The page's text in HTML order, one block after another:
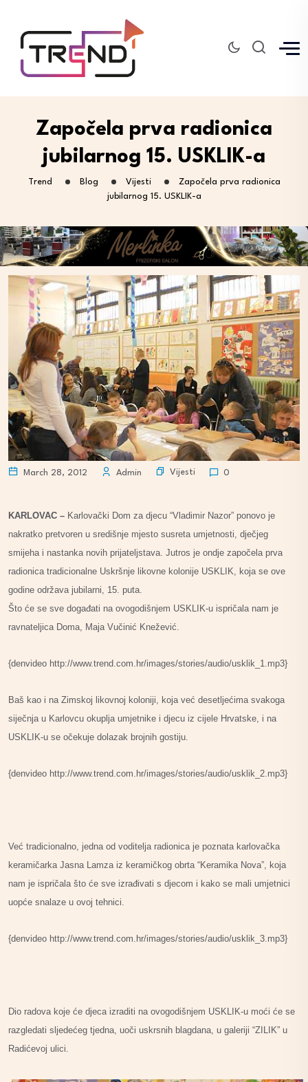
Započela prva radionica
jubilarnog 15. USKLIK-a
Trend Blog Vijesti
Započela prva radionica
jubilarnog 15. USKLIK-a
March 28, 2012 Admin Vijesti 0
KARLOVAC – Karlovački Dom za djecu “Vladimir Nazor” ponovo je
nakratko pretvoren u središnje mjesto susreta umjetnosti, dječjeg
smijeha i nastanka novih prijateljstava. Jutros je ondje započela prva
radionica tradicionalne Uskršnje likovne kolonije USKLIK, koja se ove
godine održava jubilarni, 15. puta.
Što će se sve događati na ovogodišnjem USKLIK-u ispričala nam je
ravnateljica Doma, Maja Vučinić Knežević.
{denvideo http://www.trend.com.hr/images/stories/audio/usklik_1.mp3}
Baš kao i na Zimskoj likovnoj koloniji, koja već desetljećima svakoga
siječnja u Karlovcu okuplja umjetnike i djecu iz cijele Hrvatske, i na
USKLIK-u se očekuje dolazak brojnih gostiju.
{denvideo http://www.trend.com.hr/images/stories/audio/usklik_2.mp3}
Već tradicionalno, jedna od voditelja radionica je poznata karlovačka
keramičarka Jasna Lamza iz keramičkog obrta “Keramika Nova”, koja
nam je ispričala što će sve izrađivati s djecom i kako se mali umjetnici
uopće snalaze u ovoj tehnici.
{denvideo http://www.trend.com.hr/images/stories/audio/usklik_3.mp3}
Dio radova koje će djeca izraditi na ovogodišnjem USKLIK-u moći će se
razgledati sljedećeg tjedna, uoči uskrsnih blagdana, u galeriji “ZILIK” u
Radićevoj ulici.